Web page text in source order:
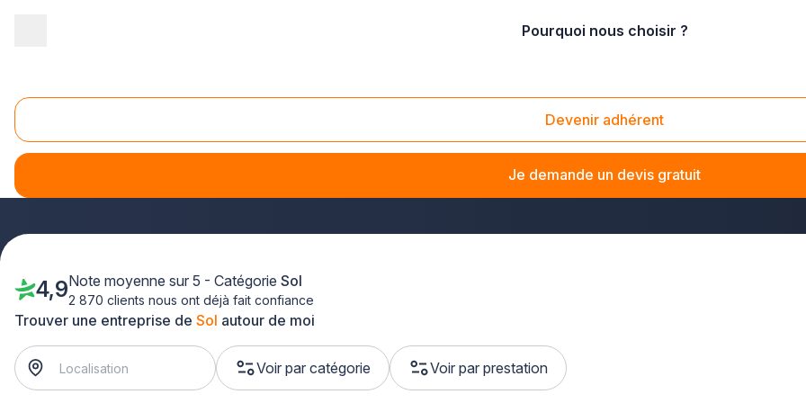
Pourquoi nous choisir ?
Devenir adhérent
Je demande un devis gratuit
Sols Champagne-Ardenne
Vous envisagez des travaux desols dans votre habitation en Champagne-Ardenne? La solution Plus que pro vous
revêtement de sol près de chez vous. Que vous souhaitiez rénover un parquet ancien, installer du carrelage moderne ou
interviennent dans la Marne, les Ardennes, l'Aube et la Haute-Marnepour concrétiser vos projets.
Trouver une entreprise de Sol autour de moi
Voir par catégorie Voir par prestation
4,9Note moyenne sur 5 - Catégorie Sol
2 870 clients nous ont déjà fait confiance